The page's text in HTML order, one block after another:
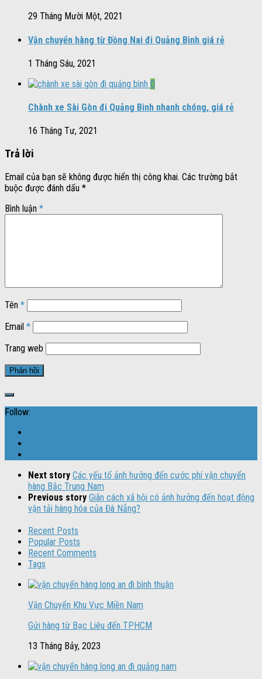
29 Tháng Mười Một, 2021
Vận chuyển hàng từ Đồng Nai đi Quảng Bình giá rẻ
1 Tháng Sáu, 2021
0
Chành xe Sài Gòn đi Quảng Bình nhanh chóng, giá rẻ
16 Tháng Tư, 2021
Trả lời
Email của bạn sẽ không được hiển thị công khai. Các trường bắt
buộc được đánh dấu *
Bình luận *
Tên *
Email *
Trang web
Follow:
Next story Các yếu tố ảnh hưởng đến cước phí vận chuyển
hàng Bắc Trung Nam
Previous story Giãn cách xã hội có ảnh hưởng đến hoạt động
vận tải hàng hóa của Đà Nẵng?
Recent Posts
Popular Posts
Recent Comments
Tags
Vận Chuyển Khu Vực Miền Nam
Gửi hàng từ Bạc Liêu đến TPHCM
13 Tháng Bảy, 2023